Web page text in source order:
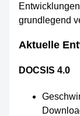
grundlegend
Aktuelle
DOCSIS 4.0